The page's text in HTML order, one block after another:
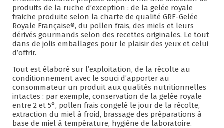
produits de la ruche d’exception : de la gelée royale
fraiche produite selon la charte de qualité GRF-Gelée
Royale Française®, du pollen frais, des miels et leurs
dérivés gourmands selon des recettes originales. Le tout
dans de jolis emballages pour le plaisir des yeux et celui
d’offrir.
Tout est élaboré sur l’exploitation, de la récolte au
conditionnement avec le souci d’apporter au
consommateur un produit aux qualités nutritionnelles
intactes : par exemple, conservation de la gelée royale
entre 2 et 5°, pollen frais congelé le jour de la récolte,
extraction du miel à froid, brassage des préparations à
base de miel à température, hygiène de laboratoire.